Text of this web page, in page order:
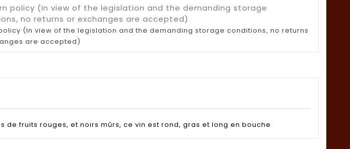
(In view of the legislation and the demanding storage conditions, no returns
are accepted)
fruits rouges, et noirs mûrs, ce vin est rond, gras et long en bouche